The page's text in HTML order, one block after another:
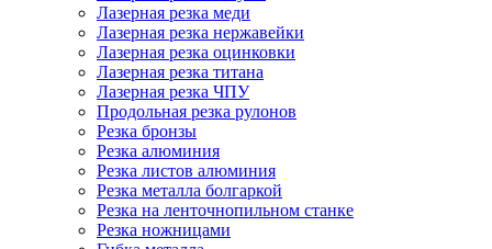
Лазерная резка меди
Лазерная резка нержавейки
Лазерная резка оцинковки
Лазерная резка титана
Лазерная резка ЧПУ
Продольная резка рулонов
Резка бронзы
Резка алюминия
Резка листов алюминия
Резка металла болгаркой
Резка на ленточнопильном станке
Резка ножницами